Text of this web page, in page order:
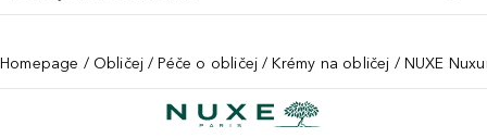
Homepage Obličej Péče o obličej Krémy na obličej NUXE